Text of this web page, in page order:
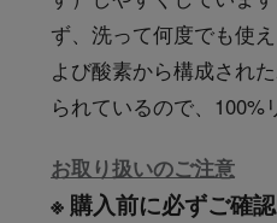
ず、洗って何度でも使
よび酸素から構成され
られているので、100%
お取り扱いのご注意
※ 購入前に必ずご確